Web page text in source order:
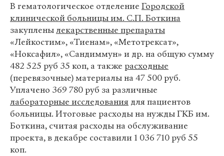
В гематологическое отделение Городской
клинической больницы им. С.П. Боткина
закупленылекарственные препараты
«Лейкостим», «Тиенам», «Метотрексат»,
«Ноксафил», «Сандиммун» и др. на общую сумму
482 525 руб 35 коп, а также расходные
(перевязочные) материалы на 47 500 руб.
Уплачено 369 780 руб за различные
лабораторные исследования для пациентов
больницы. Итоговые расходы на нужды ГКБ им.
Боткина, считая расходы на обслуживание
проекта, в декабре составили 1 036 710 руб 55
коп.